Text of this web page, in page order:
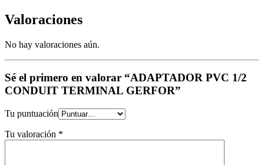
Valoraciones
No hay valoraciones aún.
Sé el primero en valorar “ADAPTADOR PVC 1/2
CONDUIT TERMINAL GERFOR”
Tu puntuación
Tu valoración *